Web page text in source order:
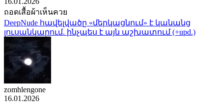
ถอดเสื้อผ้าเห็นควย
DeepNude հավելվածը «մերկացնում» է կանանց
լուսանկարում. ինչպես է այն աշխատում (+upd.)
zomhlengone
16.01.2026